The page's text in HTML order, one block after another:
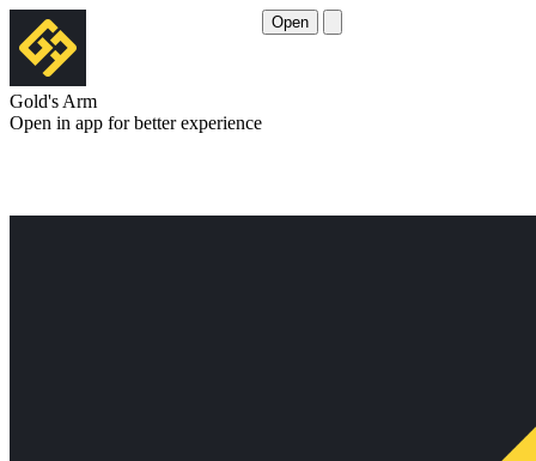
Gold's Arm
Open in app for better experience
Open